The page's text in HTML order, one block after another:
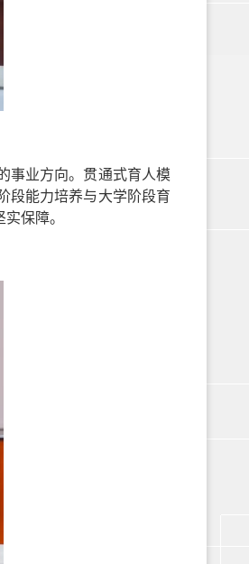
事业方向。贯通式育人模
段能力培养与大学阶段育
保障。